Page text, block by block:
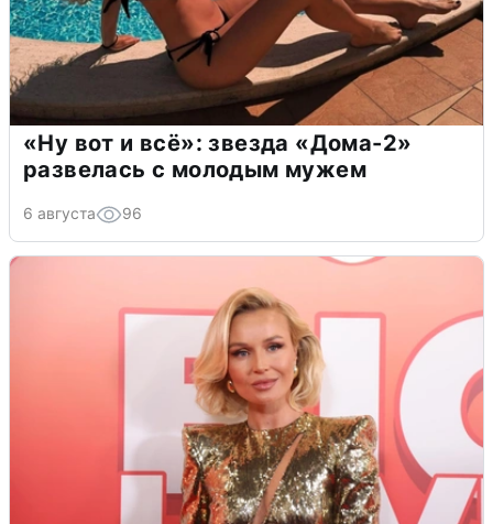
«Ну вот и всё»: звезда «Дома-2»
развелась с молодым мужем
6 августа 96